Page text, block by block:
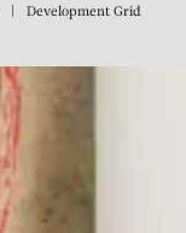
DevelopmentGrid